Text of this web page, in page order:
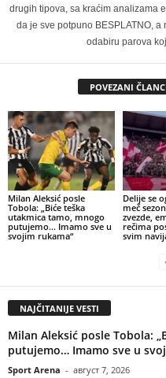
drugih tipova, sa kraćim analizama
da je sve potpuno BESPLATNO,
odabiru parova
POVEZANI
Milan Aleksić posle
Tobola: „Biće teška
utakmica tamo, mnogo
putujemo… Imamo sve u
svojim rukama“
Delije se
meč
zvezde,
rečima
svim
NAJČITANIJE VESTI
Milan Aleksić posle Tobola:
putujemo… Imamo sve u
Sport Arena - август 7, 2026